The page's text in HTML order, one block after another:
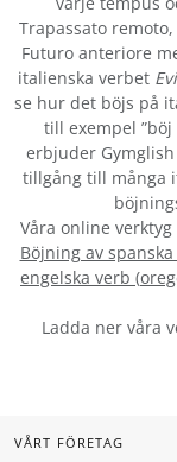
Trapassato
Futuro anteriore
italienska verbet
se hur det böjs på
till exempel
erbjuder
tillgång till många
Våra online
Böjning av
engelska verb (
Ladda ner våra
VÅRT FÖRETAG